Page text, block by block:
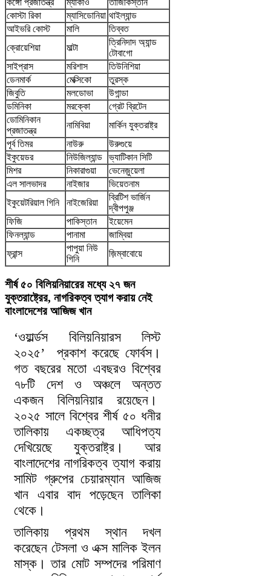
কঙ্গো প্রজাতন্ত্র
ম্যাকাও
তাজিকিস্তান
কোস্টা রিকা
ম্যাসিডোনিয়া থাইল্যান্ড
আইভরি কোস্ট
মালি
তিব্বত
ক্রোয়েশিয়া
মাল্টা
ত্রিনিদাদ অ্যান্ড
টোবাগো
সাইপ্রাস
মরিশাস
তিউনিশিয়া
ডেনমার্ক
মেক্সিকো
তুরস্ক
জিবুতি
মলডোভা
উগান্ডা
ডমিনিকা
মরক্কো
গ্রেট ব্রিটেন
ডোমিনিকান
প্রজাতন্ত্র
নামিবিয়া
মার্কিন যুক্তরাষ্ট্র
পূর্ব তিমর
নাউরু
উরুগুয়ে
ইকুয়েডর
নিউজিল্যান্ড
ভ্যাটিকান সিটি
মিশর
নিকারাগুয়া
ভেনেজ়ুয়েলা
এল সালভাদর
নাইজার
ভিয়েতনাম
ইকুয়েটরিয়াল গিনি
নাইজেরিয়া
ব্রিটিশ ভার্জিন
দ্বীপপুঞ্জ
ফিজি
পাকিস্তান
ইয়েমেন
ফিনল্যান্ড
পানামা
জাম্বিয়া
ফ্রান্স
পাপুয়া নিউ
গিনি
জ়িম্বাবোয়ে
শীর্ষ ৫০ বিলিয়নিয়ারের মধ্যে ২৭ জন
যুক্তরাষ্ট্রের, নাগরিকত্ব ত্যাগ করায় নেই
বাংলাদেশের আজিজ খান
‘ওয়ার্ল্ডস বিলিয়নিয়ারস লিস্ট
২০২৫’ প্রকাশ করেছে ফোর্বস।
গত বছরের মতো এবছরও বিশ্বের
৭৮টি দেশ ও অঞ্চলে অন্তত
একজন বিলিয়নিয়ার রয়েছেন।
২০২৫ সালে বিশ্বের শীর্ষ ৫০ ধনীর
তালিকায় একচ্ছত্র আধিপত্য
দেখিয়েছে যুক্তরাষ্ট্র। আর
বাংলাদেশের নাগরিকত্ব ত্যাগ করায়
সামিট গ্রুপের চেয়ারম্যান আজিজ
খান এবার বাদ পড়েছেন তালিকা
থেকে।
তালিকায় প্রথম স্থান দখল
করেছেন টেসলা ও এক্স মালিক ইলন
মাস্ক। তার মোট সম্পদের পরিমাণ